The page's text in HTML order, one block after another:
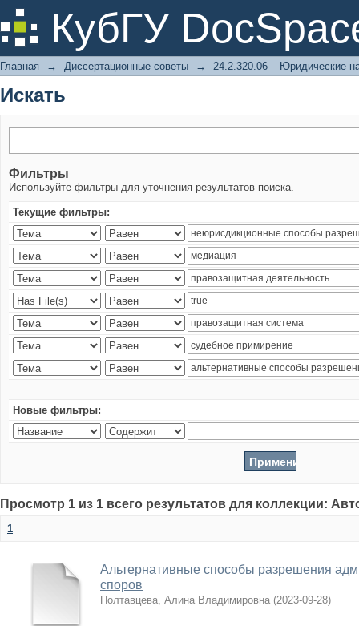
КубГУ
Искать
Главная → Диссертационные советы → 24.2.320.06 – Юридические
Искать
Фильтры
Используйте фильтры для уточнения результатов поиска.
Текущие фильтры:
Новые фильтры:
Просмотр 1 из 1 всего результатов для коллекции:
1
Альтернативные способы разрешения
споров
Полтавцева, Алина Владимировна (2023-09-28)